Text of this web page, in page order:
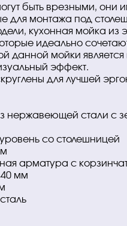
быть врезными, они
для монтажа под
кухонная мойка
идеально
данной мойки
эффект.
для лучшей
нержавеющей стали с
со столешницей
арматура с
мм